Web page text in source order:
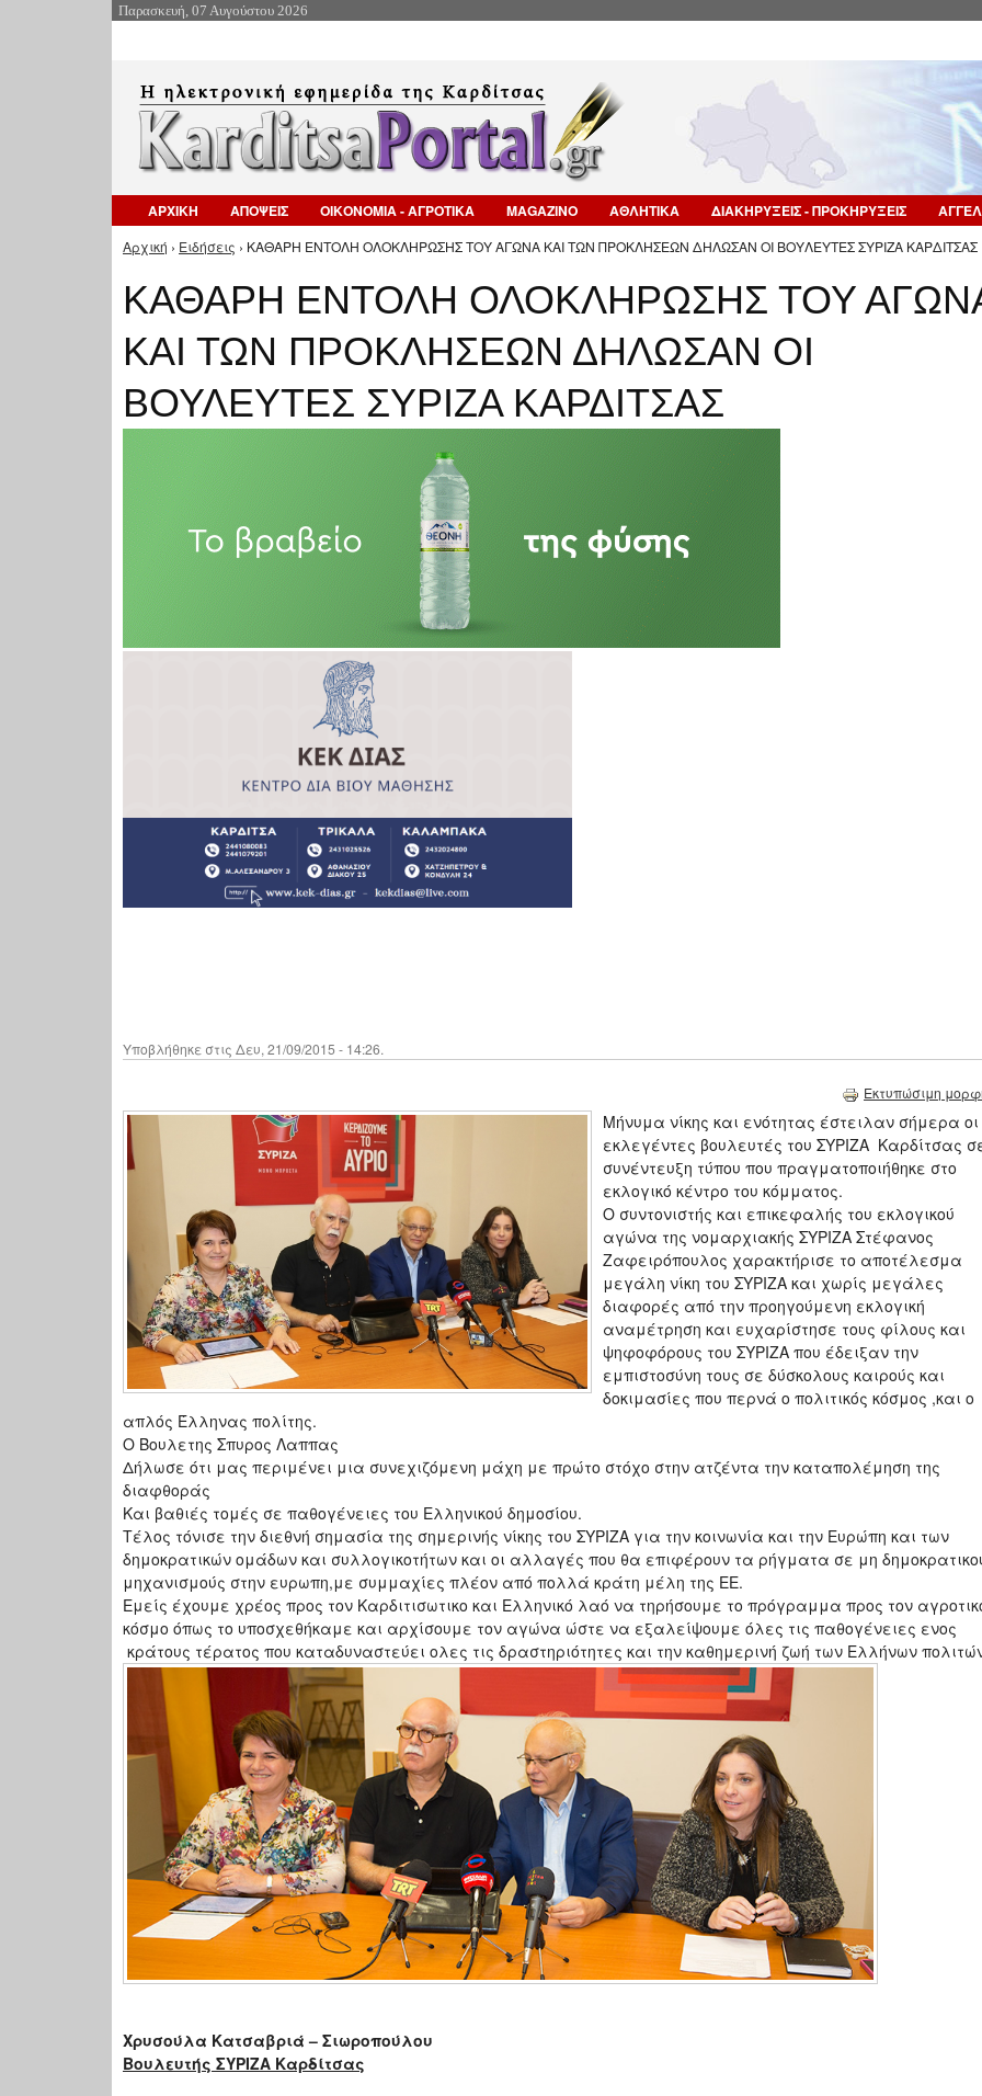
Παρασκευή, 07 Αυγούστου 2026
ΑΡΧΙΚΗ ΑΠΟΨΕΙΣ ΟΙΚΟΝΟΜΙΑ - ΑΓΡΟΤΙΚΑ MAGAZINO ΑΘΛΗΤΙΚΑ ΔΙΑΚΗΡΥΞΕΙΣ - ΠΡΟΚΗΡΥΞΕΙΣ
Είστε εδώ
Αρχική › Ειδήσεις › ΚΑΘΑΡΗ ΕΝΤΟΛΗ ΟΛΟΚΛΗΡΩΣΗΣ ΤΟΥ ΑΓΩΝΑ ΚΑΙ ΤΩΝ ΠΡΟΚΛΗΣΕΩΝ ΔΗΛΩΣΑΝ ΟΙ ΒΟΥΛΕΥΤΕΣ ΣΥΡΙΖΑ ΚΑΡΔΙΤΣΑΣ
ΚΑΘΑΡΗ ΕΝΤΟΛΗ ΟΛΟΚΛΗΡΩΣΗΣ ΤΟΥ
ΚΑΙ ΤΩΝ ΠΡΟΚΛΗΣΕΩΝ ΔΗΛΩΣΑΝ ΟΙ
ΒΟΥΛΕΥΤΕΣ ΣΥΡΙΖΑ ΚΑΡΔΙΤΣΑΣ
Υποβλήθηκε στις Δευ, 21/09/2015 - 14:26.
Εκτυπώσιμη
Μήνυμα νίκης και ενότητας έστειλαν σήμερα οι
εκλεγέντες βουλευτές του ΣΥΡΙΖΑ Καρδίτσας
συνέντευξη τύπου που πραγματοποιήθηκε στο
εκλογικό κέντρο του κόμματος.
Ο συντονιστής και επικεφαλής του εκλογικού
αγώνα της νομαρχιακής ΣΥΡΙΖΑ Στέφανος
Ζαφειρόπουλος χαρακτήρισε το αποτέλεσμα
μεγάλη νίκη του ΣΥΡΙΖΑ και χωρίς μεγάλες
διαφορές από την προηγούμενη εκλογική
αναμέτρηση και ευχαρίστησε τους φίλους και
ψηφοφόρους του ΣΥΡΙΖΑ που έδειξαν την
εμπιστοσύνη τους σε δύσκολους καιρούς και
δοκιμασίες που περνά ο πολιτικός κόσμος ,και ο
απλός Έλληνας πολίτης.
Ο Βουλετης Σπυρος Λαππας
Δήλωσε ότι μας περιμένει μια συνεχιζόμενη μάχη με πρώτο στόχο στην ατζέντα την καταπολέμηση της
διαφθοράς
Και βαθιές τομές σε παθογένειες του Ελληνικού δημοσίου.
Τέλος τόνισε την διεθνή σημασία της σημερινής νίκης του ΣΥΡΙΖΑ για την κοινωνία και την Ευρώπη και των
δημοκρατικών ομάδων και συλλογικοτήτων και οι αλλαγές που θα επιφέρουν τα ρήγματα σε μη
μηχανισμούς στην ευρωπη,με συμμαχίες πλέον από πολλά κράτη μέλη της ΕΕ.
Εμείς έχουμε χρέος προς τον Καρδιτισωτικο και Ελληνικό λαό να τηρήσουμε το πρόγραμμα προς τον
κόσμο όπως το υποσχεθήκαμε και αρχίσουμε τον αγώνα ώστε να εξαλείψουμε όλες τις παθογένειες ενος
κράτους τέρατος που καταδυναστεύει ολες τις δραστηριότητες και την καθημερινή ζωή των Ελλήνων
Χρυσούλα Κατσαβριά – Σιωροπούλου
Βουλευτής ΣΥΡΙΖΑ Καρδίτσας